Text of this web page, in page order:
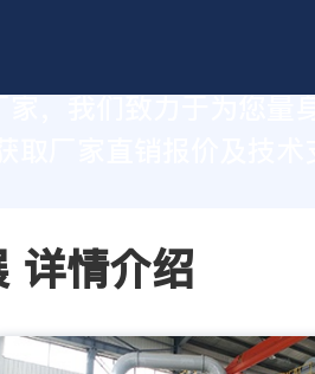
厂家直销报价及技术支
详情介绍